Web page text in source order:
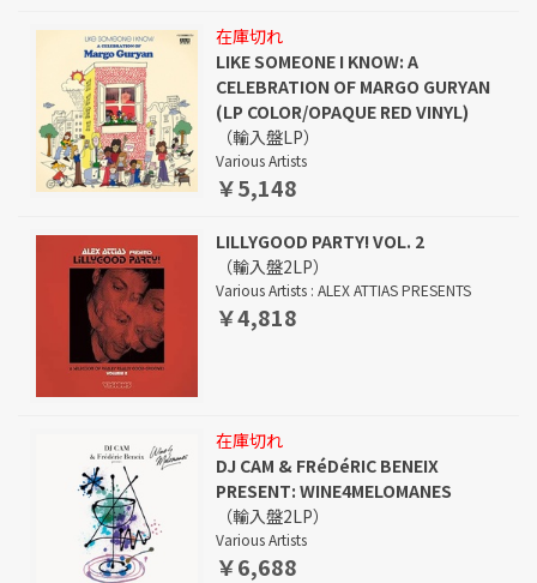
在庫切れ
LIKE SOMEONE I KNOW: A
CELEBRATION OF MARGO GURYAN
(LP COLOR/OPAQUE RED VINYL)
（輸入盤LP）
Various Artists
￥5,148
LILLYGOOD PARTY! VOL. 2
（輸入盤2LP）
Various Artists : ALEX ATTIAS PRESENTS
￥4,818
在庫切れ
DJ CAM & FRéDéRIC BENEIX
PRESENT: WINE4MELOMANES
（輸入盤2LP）
Various Artists
￥6,688